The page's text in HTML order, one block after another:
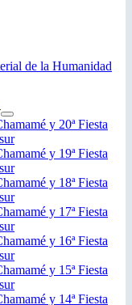
de la Humanidad
y 20ª Fiesta
y 19ª Fiesta
y 18ª Fiesta
y 17ª Fiesta
y 16ª Fiesta
y 15ª Fiesta
y 14ª Fiesta